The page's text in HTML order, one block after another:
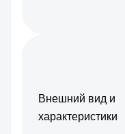
Внешний вид и
характеристики